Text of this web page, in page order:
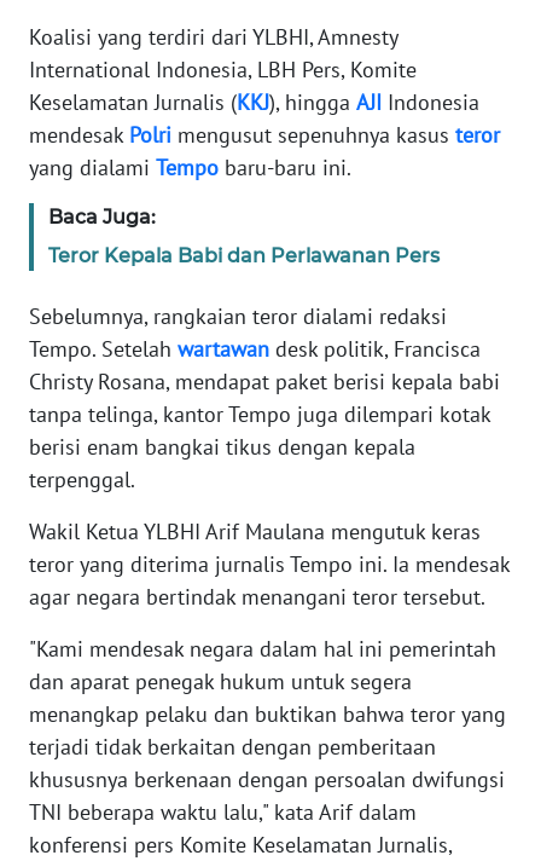
Koalisi yang terdiri dari YLBHI, Amnesty
International Indonesia, LBH Pers, Komite
Keselamatan Jurnalis (KKJ), hingga AJI Indonesia
mendesak Polri mengusut sepenuhnya kasus teror
yang dialami Tempo baru-baru ini.
Baca Juga:
Teror Kepala Babi dan Perlawanan Pers
Sebelumnya, rangkaian teror dialami redaksi
Tempo. Setelah wartawan desk politik, Francisca
Christy Rosana, mendapat paket berisi kepala babi
tanpa telinga, kantor Tempo juga dilempari kotak
berisi enam bangkai tikus dengan kepala
terpenggal.
Wakil Ketua YLBHI Arif Maulana mengutuk keras
teror yang diterima jurnalis Tempo ini. Ia mendesak
agar negara bertindak menangani teror tersebut.
"Kami mendesak negara dalam hal ini pemerintah
dan aparat penegak hukum untuk segera
menangkap pelaku dan buktikan bahwa teror yang
terjadi tidak berkaitan dengan pemberitaan
khususnya berkenaan dengan persoalan dwifungsi
TNI beberapa waktu lalu," kata Arif dalam
konferensi pers Komite Keselamatan Jurnalis,
BERITA
KONTAK
IKLAN
KAMI
PEDOMAN
MEDIA
SIBER
REDAKSI
DISCLAIMER
Wahana
Regional
WN
SUMUT